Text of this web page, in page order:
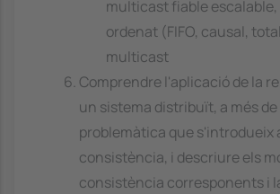
multicast fiable
ordenat (FIFO, causal,
multicast
Comprendre l'aplicació de la
un sistema distribuït, a més de
problemàtica que s'introdueix
consistència, i descriure els
consistència corresponents i